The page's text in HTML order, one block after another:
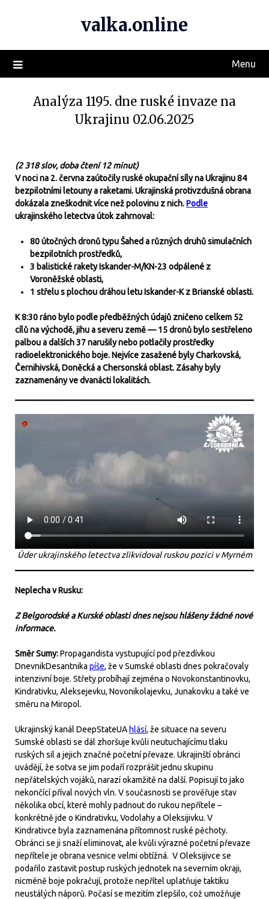
valka.online
Menu
Analýza 1195. dne ruské invaze na
Ukrajinu 02.06.2025
(2 318 slov, doba čtení 12 minut)
V noci na 2. června zaútočily ruské okupační síly na Ukrajinu 84
bezpilotními letouny a raketami. Ukrajinská protivzdušná obrana
dokázala zneškodnit více než polovinu z nich.Podle
ukrajinského letectva útok zahrnoval:
80 útočných dronů typu Šahed a různých druhů simulačních
bezpilotních prostředků,
3 balistické rakety Iskander-M/KN-23 odpálené z
Voroněžské oblasti,
1 střelu s plochou dráhou letu Iskander-K z Brianské oblasti.
K 8:30 ráno bylo podle předběžných údajů zničeno celkem 52
cílů na východě, jihu a severu země — 15 dronů bylo sestřeleno
palbou a dalších 37 narušily nebo potlačily prostředky
radioelektronického boje. Nejvíce zasažené byly Charkovská,
Černihivská, Doněcká a Chersonská oblast. Zásahy byly
zaznamenány ve dvanácti lokalitách.
Úder ukrajinského letectva zlikvidoval ruskou pozici v Myrném
Neplecha v Rusku:
Z Belgorodské a Kurské oblasti dnes nejsou hlášeny žádné nové
informace.
Směr Sumy:Propagandista vystupující pod přezdívkou
DnevnikDesantnika píše, že v Sumské oblasti dnes pokračovaly
intenzivní boje. Střety probíhají zejména o Novokonstantinovku,
Kindrativku, Aleksejevku, Novonikolajevku, Junakovku a také ve
směru na Miropol.
Ukrajinský kanál DeepStateUA hlásí, že situace na severu
Sumské oblasti se dál zhoršuje kvůli neutuchajícímu tlaku
ruských sil a jejich značné početní převaze. Ukrajinští obránci
uvádějí, že sotva se jim podaří rozprášit jednu skupinu
nepřátelských vojáků, narazí okamžitě na další. Popisují to jako
nekončící příval nových vln. V současnosti se prověřuje stav
několika obcí, které mohly padnout do rukou nepřítele –
konkrétně jde o Kindrativku, Vodolahy a Oleksijivku. V
Kindrativce byla zaznamenána přítomnost ruské pěchoty.
Obránci se ji snaží eliminovat, ale kvůli výrazné početní převaze
nepřítele je obrana vesnice velmi obtížná. V Oleksijivce se
podařilo zastavit postup ruských jednotek na severním okraji,
nicméně boje pokračují, protože nepřítel uplatňuje taktiku
neustálých náporů. Počasí se mezitím zlepšilo, což umožňuje